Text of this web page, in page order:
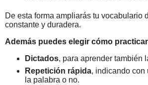
De esta forma ampliarás tu vocabulario
constante y duradera.
Además puedes elegir cómo
Dictados, para aprender también
Repetición rápida, indicando con
la palabra o no.